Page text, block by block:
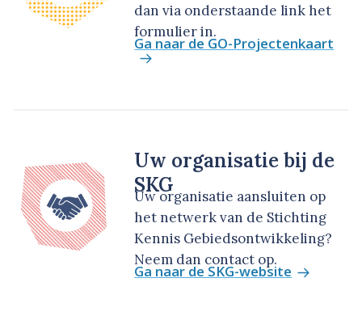
dan via onderstaande link het
formulier in.
Ga naar de GO-Projectenkaart
Uw organisatie bij de
SKG
Uw organisatie aansluiten op
het netwerk van de Stichting
Kennis Gebiedsontwikkeling?
Neem dan contact op.
Ga naar de SKG-website